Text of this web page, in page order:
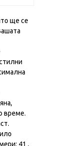
ще се
време.
41 ,